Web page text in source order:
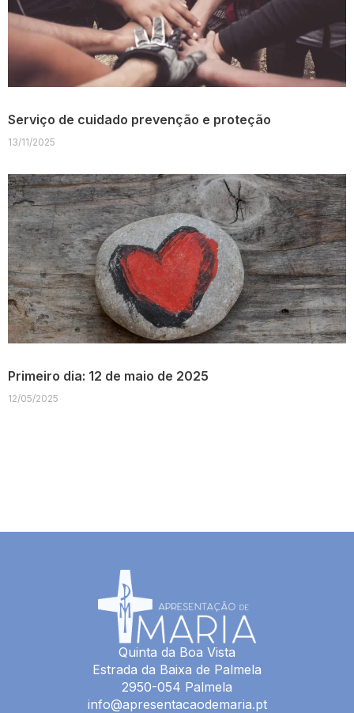
Serviço de cuidado prevenção e proteção
13/11/2025
Primeiro dia: 12 de maio de 2025
12/05/2025
Quinta da Boa Vista
Estrada da Baixa de Palmela
2950-054 Palmela
info@apresentacaodemaria.pt